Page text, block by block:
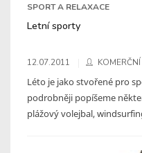
SPORT A RELAXACE
Letní sporty
12.07.2011
Léto je jako stvořené pro
podrobněji popíšeme
plážový volejbal,